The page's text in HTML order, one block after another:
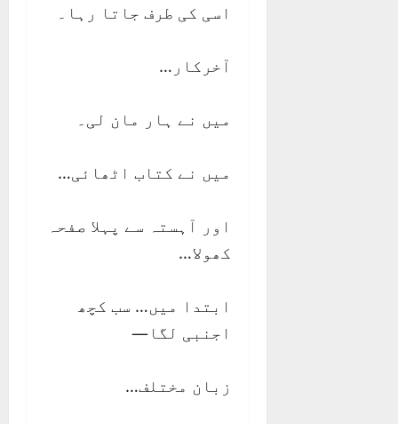
اسی کی طرف جاتا رہا۔
آخرکار…
میں نے ہار مان لی۔
میں نے کتاب اٹھائی…
اور آہستہ سے پہلا صفحہ
کھولا…
ابتدا میں… سب کچھ
اجنبی لگا—
زبان مختلف…